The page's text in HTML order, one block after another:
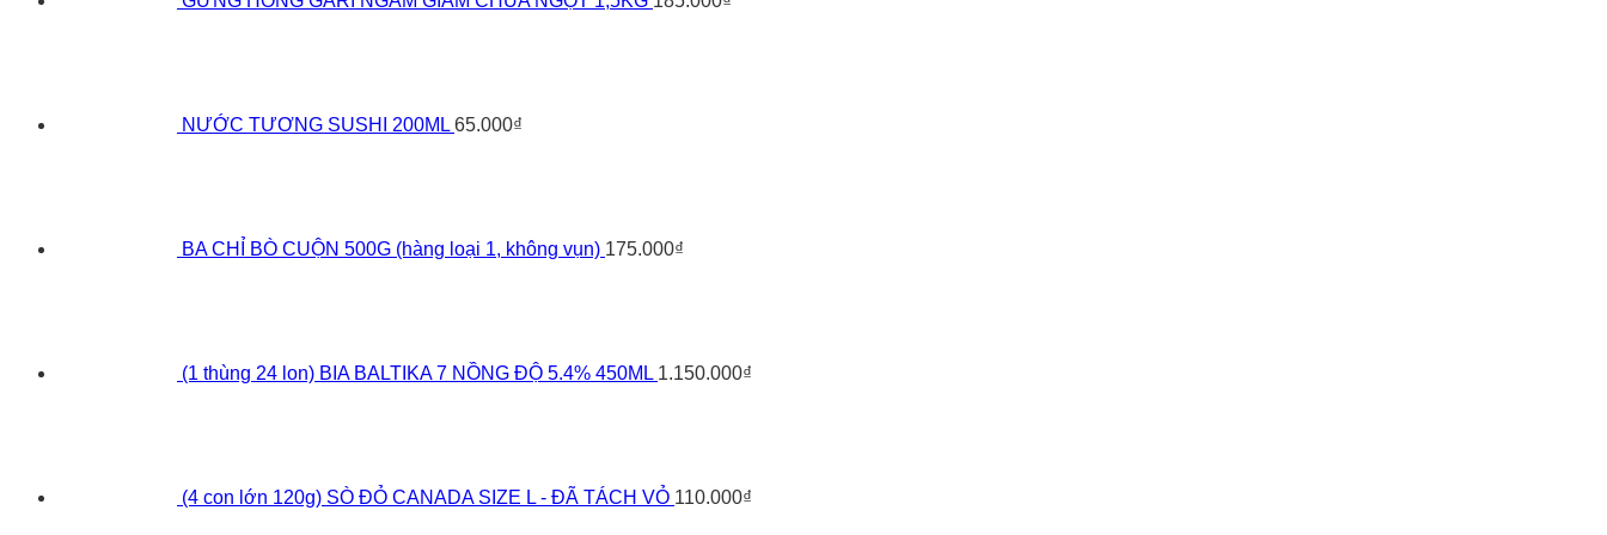
NƯỚC TƯƠNG SUSHI 200ML 65.000₫
BA CHỈ BÒ CUỘN 500G (hàng loại 1, không vụn) 175.000₫
(1 thùng 24 lon) BIA BALTIKA 7 NỒNG ĐỘ 5.4% 450ML 1.150.000₫
(4 con lớn 120g) SÒ ĐỎ CANADA SIZE L - ĐÃ TÁCH VỎ 110.000₫